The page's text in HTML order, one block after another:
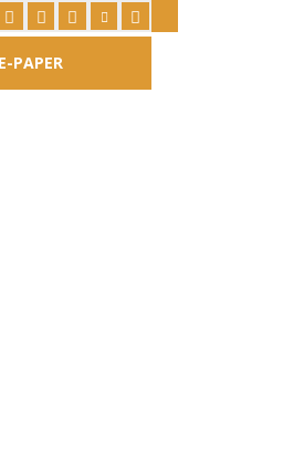
E-PAPER